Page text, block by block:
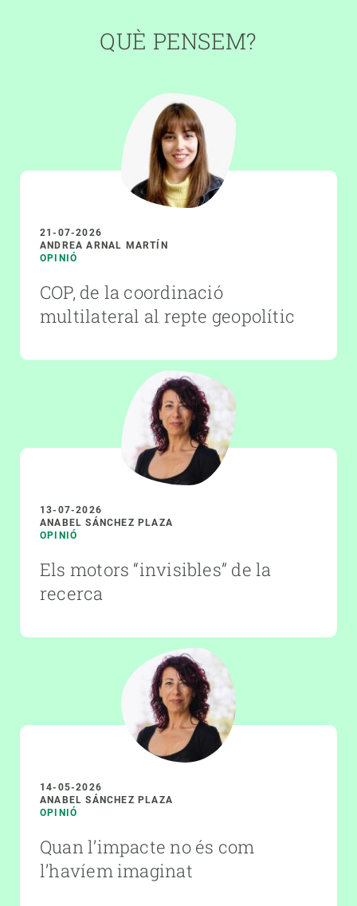
QUÈ PENSEM?
21-07-2026
ANDREA ARNAL MARTÍN
OPINIÓ
COP, de la coordinació
multilateral al repte geopolític
13-07-2026
ANABEL SÁNCHEZ PLAZA
OPINIÓ
Els motors “invisibles” de la
recerca
14-05-2026
ANABEL SÁNCHEZ PLAZA
OPINIÓ
Quan l’impacte no és com
l’havíem imaginat